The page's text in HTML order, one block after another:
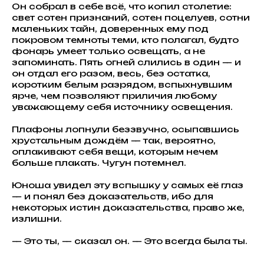
Он собрал в себе всё, что копил столетие:
свет сотен признаний, сотен поцелуев, сотни
маленьких тайн, доверенных ему под
покровом темноты теми, кто полагал, будто
фонарь умеет только освещать, а не
запоминать. Пять огней слились в один — и
он отдал его разом, весь, без остатка,
коротким белым разрядом, вспыхнувшим
ярче, чем позволяют приличия любому
уважающему себя источнику освещения.
Плафоны лопнули беззвучно, осыпавшись
хрустальным дождём — так, вероятно,
оплакивают себя вещи, которым нечем
больше плакать. Чугун потемнел.
Юноша увидел эту вспышку у самых её глаз
— и понял без доказательств, ибо для
некоторых истин доказательства, право же,
излишни.
— Это ты, — сказал он. — Это всегда была ты.